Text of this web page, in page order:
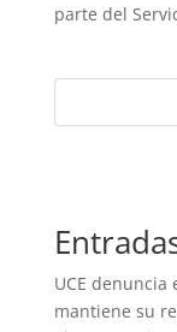
parte del
UCE denuncia
mantiene su